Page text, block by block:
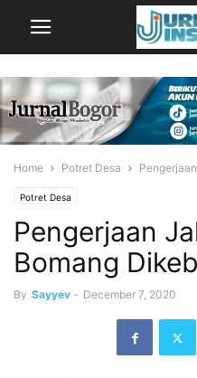
Home Potret Desa
Potret Desa
Pengerjaan
Bomang
By Sayyev - December 7, 2020